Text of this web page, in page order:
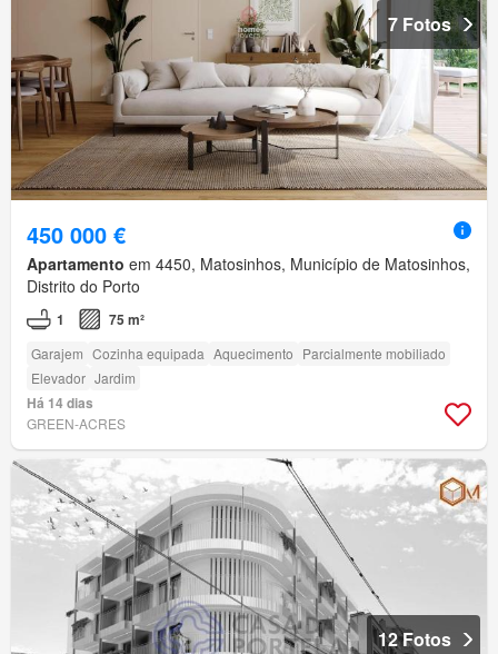
7 Fotos
450 000 €
Apartamento em 4450, Matosinhos, Município de Matosinhos,
Distrito do Porto
1 75 m²
Garajem Cozinha equipada Aquecimento Parcialmente mobiliado
Elevador Jardim
Há 14 dias
GREEN-ACRES
12 Fotos